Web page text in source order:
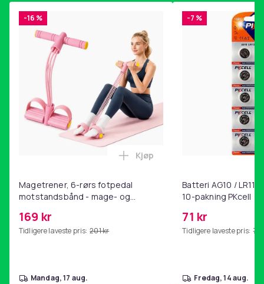
Vekt, gram
55
Artikkel nr.
8bb4366e-ac5c-450c-b4d7-35aed0062c92
Produktsikkerhetsinformasjon
-16 %
Magetrener, 6-rørs fotpedal
motstandsbånd - mage- og
hjemmegymnastikk Pink
169 kr
Tidligere laveste pris: 201 kr
Legg Magetrener, 6-rørs
Kjøp
mandag, 17 aug.
-7 %
Batteri AG10 /
10-pakning PKcell
71 kr
Tidligere laveste pris: 76
fredag, 14 aug.